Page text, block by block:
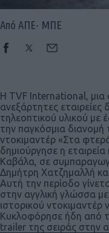
Από ΑΠΕ- ΜΠΕ
Η TVF International, μια
ανεξάρτητες εταιρείες
τηλεοπτικού υλικού με
την παγκόσμια διανομή
ντοκιμαντέρ «Στα
δημιούργησε η
Καβάλα, σε
Δημήτρη Χατζημαλλή
Αυτή την περίοδο
στην αγγλική γλώσσα
ιστορικού ντοκιμαντέρ
Κυκλοφόρησε ήδη από
trailer της σειράς στην